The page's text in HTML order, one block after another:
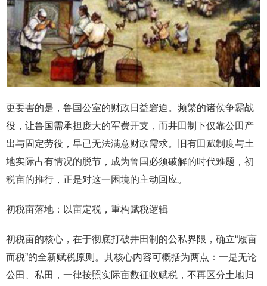
更要害的是，鲁国公室的财政日益窘迫。频繁的诸侯争霸战
役，让鲁国需承担庞大的军费开支，而井田制下仅靠公田产
出与固定劳役，早已无法满意财政需求。旧有田赋制度与土
地实际占有情况的脱节，成为鲁国必须破解的时代难题，初
税亩的推行，正是对这一困境的主动回应。
初税亩落地：以亩定税，重构赋税逻辑
初税亩的核心，在于彻底打破井田制的公私界限，确立“履亩
而税”的全新赋税原则。其核心内容可概括为两点：一是无论
公田、私田，一律按照实际亩数征收赋税，不再区分土地归